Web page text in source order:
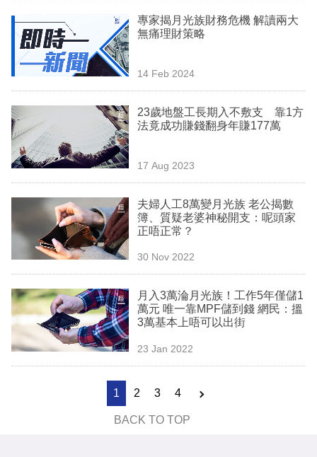
專家揭月光族財務危機 解讀兩大
無痛理財策略
14 Feb 2024
23歲地盤工長期入不敷支 靠1方
法竟成功賺錢翻身年賺177萬
17 Aug 2023
夫婦人工8萬變月光族 老公揭數
簿、質疑老婆神秘開支：呢頭家
正唔正常？
30 Nov 2022
月入3萬淪月光族！工作5年僅儲1
萬元 唯一靠MPF儲到錢 網民：搵
3萬基本上唔可以出街
23 Jan 2022
1 2 3 4
BACK TO TOP